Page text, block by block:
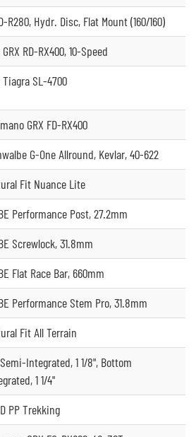
R280, Hydr. Disc, Flat Mount (160/160)
RD-RX400, 10-Speed
SL-4700
GRX FD-RX400
G-One Allround, Kevlar, 40-622
Fit Nuance Lite
Performance Post, 27.2mm
Screwlock, 31.8mm
Flat Race Bar, 660mm
Performance Stem Pro, 31.8mm
Fit All Terrain
Integrated, 1 1/8", Bottom
1 1/4"
PP Trekking